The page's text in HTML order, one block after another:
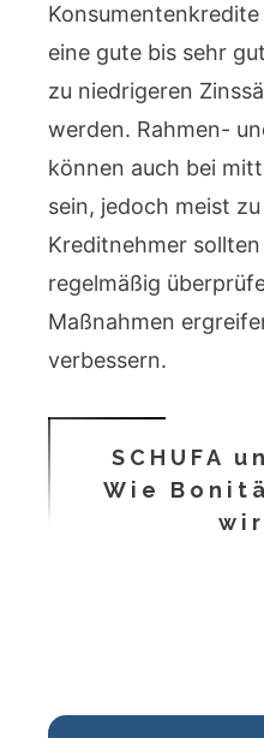
eine gute bis sehr
zu niedrigeren
werden. Rahmen-
können auch bei
sein, jedoch meist
Kreditnehmer
regelmäßig
Maßnahmen
verbessern.
SCHUFA
Wie